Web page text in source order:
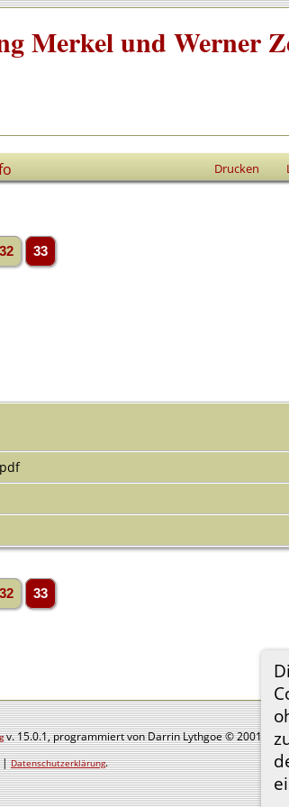
Merkel und Werner
Drucken
32 33
32 33
v. 15.0.1, programmiert von Darrin Lythgoe © 2001-
|Datenschutzerklärung.